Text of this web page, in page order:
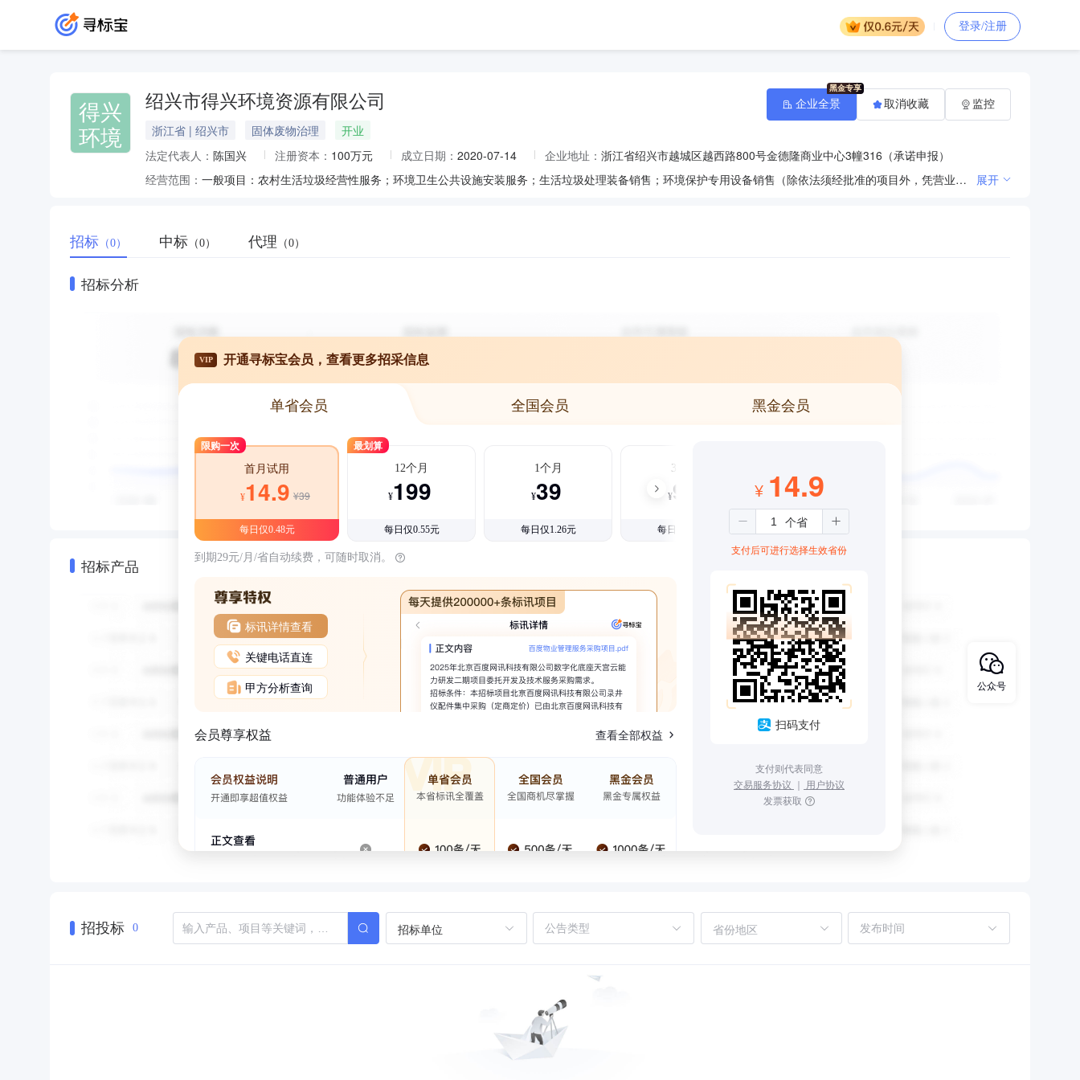
登录/注册
得兴
环境
绍兴市得兴环境资源有限公司
浙江省 | 绍兴市 固体废物治理
开业
法定代表人： 陈国兴 注册资本： 100万元 成立日期： 2020-07-14 企业地址： 浙江省绍兴市越城区越西路800号金德隆商业中心3幢316（承诺申报）
经营范围：
一般项目：农村生活垃圾经营性服务；环境卫生公共设施安装服务；生活垃圾处理装备销售；环境保护专用设备销售（除依法须经批准的项目外，凭营业执照依法自主开展经营活动）。许可项目：城市生活垃圾经营性服务；餐厨垃圾处理；城市建筑垃圾处置（清运）（依法须经批准的项目，经相关部门批准后方可开展经营活动，具体经营项目以审批结果为准）。 展开
企业全景 取消收藏 监控
招标 （0） 中标 （0） 代理 （0）
招标分析
招标产品
VIP 开通寻标宝会员，查看更多招采信息
单省会员 全国会员 黑金会员
限购一次
首月试用
¥14.9 ¥39
每日仅0.48元
最划算
12个月
¥199
每日仅0.55元
1个月
¥39
每日仅1.26元
3个月
¥99
每日仅1.08元
到期29元/月/省自动续费，可随时取消。
标讯详情查看
关键电话直连
甲方分析查询
会员尊享权益 查看全部权益
¥ 14.9
支付后可进行选择生效省份
扫码支付
支付则代表同意
交易服务协议 ｜ 用户协议
发票获取
招投标 0 招标单位 省份地区
公众号